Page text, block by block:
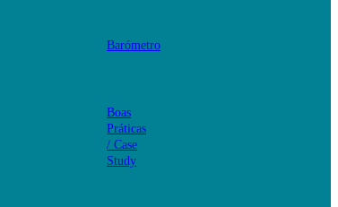
Barómetro
Boas
Práticas
/ Case
Study